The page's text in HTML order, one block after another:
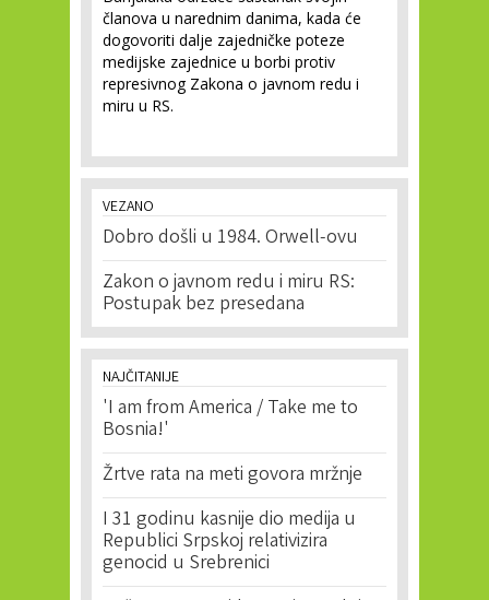
članova u narednim danima, kada će
dogovoriti dalje zajedničke poteze
medijske zajednice u borbi protiv
represivnog Zakona o javnom redu i
miru u RS.
VEZANO
Dobro došli u 1984. Orwell-ovu
Zakon o javnom redu i miru RS:
Postupak bez presedana
NAJČITANIJE
'I am from America / Take me to
Bosnia!'
Žrtve rata na meti govora mržnje
I 31 godinu kasnije dio medija u
Republici Srpskoj relativizira
genocid u Srebrenici